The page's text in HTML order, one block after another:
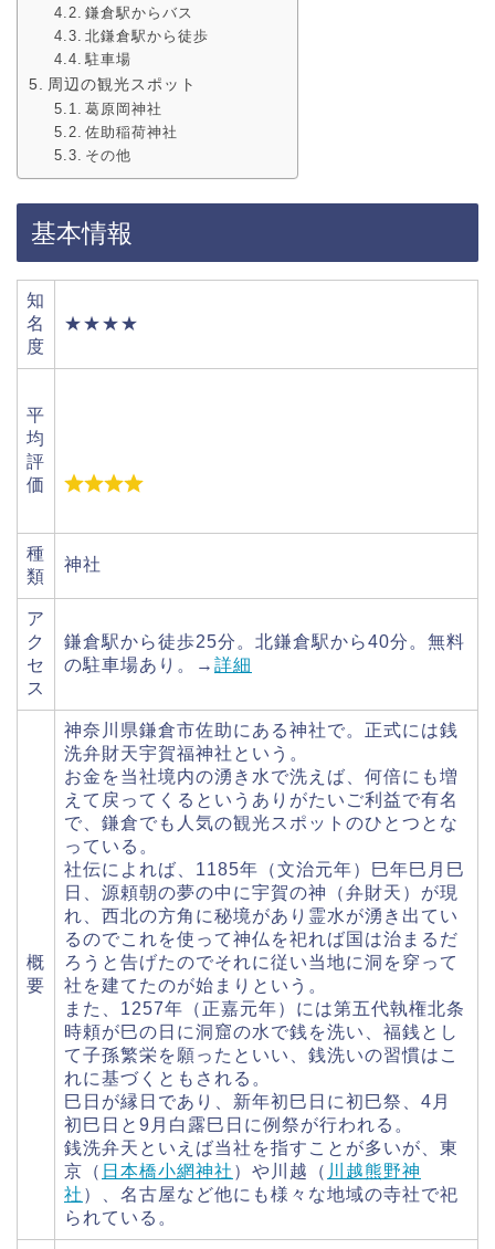
鎌倉駅からバス
北鎌倉駅から徒歩
駐車場
周辺の観光スポット
葛原岡神社
佐助稲荷神社
その他
基本情報
知
名
度
★★★★
平
均
評
価
種
類
神社
ア
ク
セ
ス
鎌倉駅から徒歩25分。北鎌倉駅から40分。無料
の駐車場あり。→ 詳細
概
要
神奈川県鎌倉市佐助にある神社で。正式には銭
洗弁財天宇賀福神社という。
お金を当社境内の湧き水で洗えば、何倍にも増
えて戻ってくるというありがたいご利益で有名
で、鎌倉でも人気の観光スポットのひとつとな
っている。
社伝によれば、1185年（文治元年）巳年巳月巳
日、源頼朝の夢の中に宇賀の神（弁財天）が現
れ、西北の方角に秘境があり霊水が湧き出てい
るのでこれを使って神仏を祀れば国は治まるだ
ろうと告げたのでそれに従い当地に洞を穿って
社を建てたのが始まりという。
また、1257年（正嘉元年）には第五代執権北条
時頼が巳の日に洞窟の水で銭を洗い、福銭とし
て子孫繁栄を願ったといい、銭洗いの習慣はこ
れに基づくともされる。
巳日が縁日であり、新年初巳日に初巳祭、4月
初巳日と9月白露巳日に例祭が行われる。
銭洗弁天といえば当社を指すことが多いが、東
京（ 日本橋小網神社 ）や川越（ 川越熊野神
社 ）、名古屋など他にも様々な地域の寺社で祀
られている。